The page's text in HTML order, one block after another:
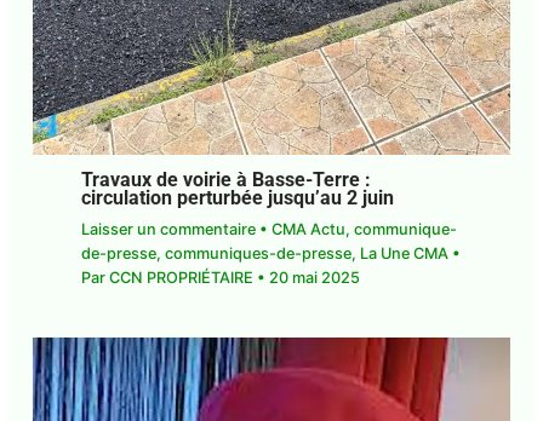
Travaux de voirie à Basse-Terre :
circulation perturbée jusqu’au 2 juin
Laisser un commentaire • CMA Actu, communique-
de-presse, communiques-de-presse, La Une CMA •
Par CCN PROPRIÉTAIRE • 20 mai 2025